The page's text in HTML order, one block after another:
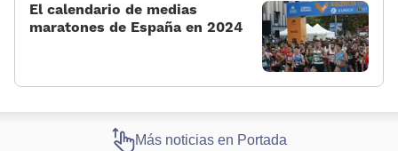
El calendario de medias
maratones de España en 2024
Más noticias en Portada